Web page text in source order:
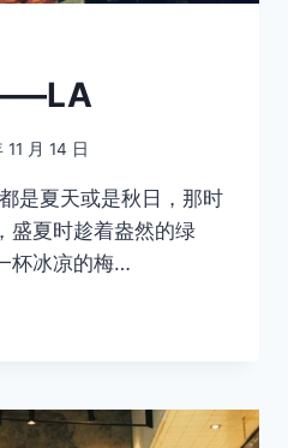
11 月 14 日
是夏天或是秋日，那时
盛夏时趁着盎然的绿
杯冰凉的梅…